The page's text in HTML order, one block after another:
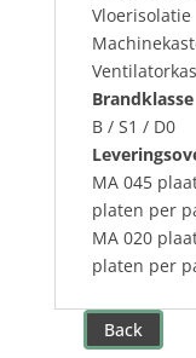
Vloerisolatie
Brandklasse
B / S1 / D0
MA 045
platen per
MA 020
platen per
Back